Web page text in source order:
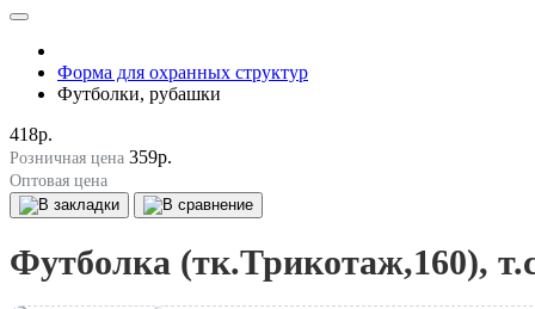
Форма для охранных структур
Футболки, рубашки
418р.
Розничная цена 359р.
Оптовая цена
Футболка (тк.Трикотаж,160),